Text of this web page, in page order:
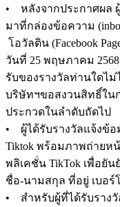
• หลังจากประกาศผล
มาที่กล่องข้อความ
โอวัลติน (Facebook
วันที่ 25 พฤษภาคม
รับของรางวัลท่านใดไ
บริษัทฯขอสงวนสิทธิ์ใน
ประกวดในลำดับถัดไป
• ผู้ได้รับรางวัลแจ้งข้
Tiktok พร้อมภาพถ่ายห
พลิเคชั่น TikTok เพื่อยั
ชื่อ-นามสกุล ที่อยู่ เบอ
• สำหรับผู้ที่ได้รับราง